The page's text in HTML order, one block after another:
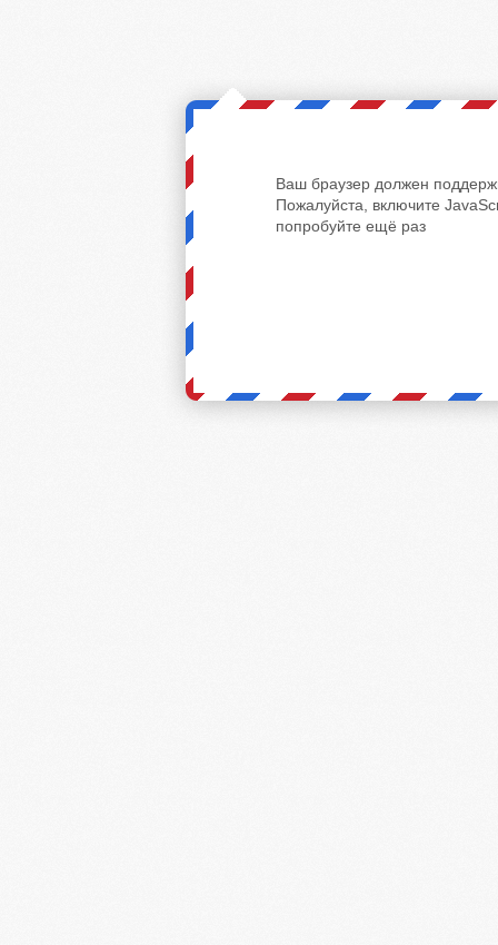
Ваш браузер должен
Пожалуйста, включите
попробуйте ещё раз